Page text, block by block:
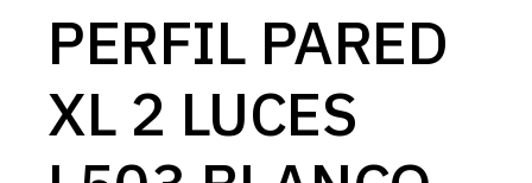
PERFIL PARED
XL 2 LUCES